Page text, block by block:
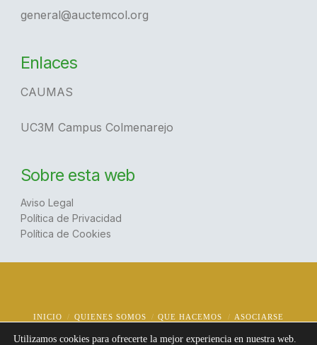
general@auctemcol.org
Enlaces
CAUMAS
UC3M Campus Colmenarejo
Sobre esta web
Aviso Legal
Política de Privacidad
Política de Cookies
INICIO QUIENES SOMOS QUE HACEMOS
ASOCIARSE
Utilizamos cookies para ofrecerte la mejor experiencia en nuestra web.